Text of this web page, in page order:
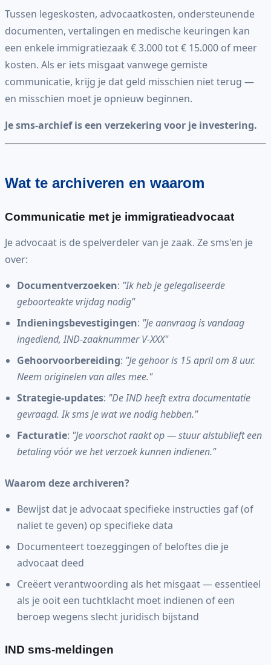
Tussen legeskosten, advocaatkosten, ondersteunende
documenten, vertalingen en medische keuringen kan
een enkele immigratiezaak € 3.000 tot € 15.000 of meer
kosten. Als er iets misgaat vanwege gemiste
communicatie, krijg je dat geld misschien niet terug —
en misschien moet je opnieuw beginnen.
Je sms-archief is een verzekering voor je investering.
Wat te archiveren en waarom
Communicatie met je immigratieadvocaat
Je advocaat is de spelverdeler van je zaak. Ze sms'en je
over:
Documentverzoeken: "Ik heb je gelegaliseerde
geboorteakte vrijdag nodig"
Indieningsbevestigingen: "Je aanvraag is vandaag
ingediend, IND-zaaknummer V-XXX"
Gehoorvoorbereiding: "Je gehoor is 15 april om 8 uur.
Neem originelen van alles mee."
Strategie-updates: "De IND heeft extra documentatie
gevraagd. Ik sms je wat we nodig hebben."
Facturatie: "Je voorschot raakt op — stuur alstublieft een
betaling vóór we het verzoek kunnen indienen."
Waarom deze archiveren?
Bewijst dat je advocaat specifieke instructies gaf (of
naliet te geven) op specifieke data
Documenteert toezeggingen of beloftes die je
advocaat deed
Creëert verantwoording als het misgaat — essentieel
als je ooit een tuchtklacht moet indienen of een
beroep wegens slecht juridisch bijstand
IND sms-meldingen